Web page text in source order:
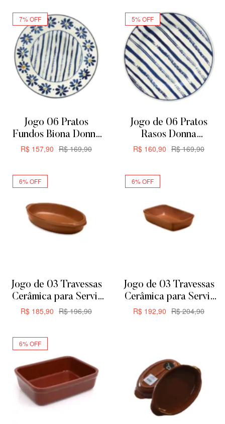
7% OFF
Jogo 06 Pratos
Fundos Biona Donna
Margaridas 21,5cm
R$169,90
R$ 157,90
5% OFF
Jogo de 06 Pratos
Rasos Donna
Margaridas Biona
R$169,90
R$ 160,90
6% OFF
Jogo de 03 Travessas
Cerâmica para Servir
ou Forno de Barro –
R$196,90
R$ 185,90
6% OFF
Jogo de 03 Travessas
Cerâmica para Servir
ou Forno de Barro –
R$204,90
R$ 192,90
6% OFF